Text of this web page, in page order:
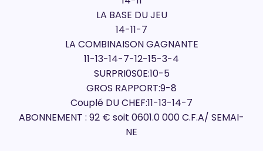
LA BASE DU JEU
14-11-7
LA COMBINAISON GAGNANTE
11-13-14-7-12-15-3-4
SURPRI0S0E:10-5
GROS RAPPORT:9-8
Couplé DU CHEF:11-13-14-7
ABONNEMENT : 92 € soit 0601.0 000 C.F.A/ SEMAI-
NE